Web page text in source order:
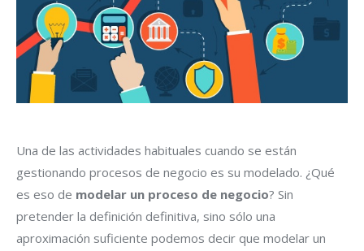
Una de las actividades habituales cuando se están
gestionando procesos de negocio es su modelado. ¿Qué
es eso de modelar un proceso de negocio? Sin
pretender la definición definitiva, sino sólo una
aproximación suficiente podemos decir que modelar un